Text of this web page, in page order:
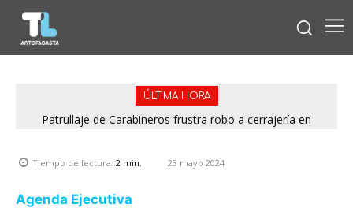
ÚLTIMA HORA
Patrullaje de Carabineros frustra robo a cerrajería en
Tiempo de lectura: 2 min. 23 mayo 2024
Agenda Ejecutiva